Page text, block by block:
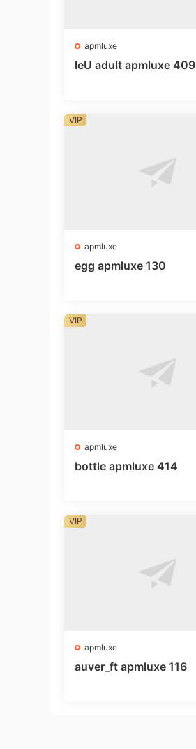
apmluxe
leU adult apmluxe 409
apmluxe
egg apmluxe 130
VIP
apmluxe
bottle apmluxe 414
VIP
apmluxe
auver_ft apmluxe 116
VIP